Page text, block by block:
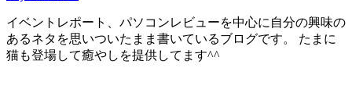
イベントレポート、パソコンレビューを中心に自分の興味の
あるネタを思いついたまま書いているブログです。 たまに
猫も登場して癒やしを提供してます^^